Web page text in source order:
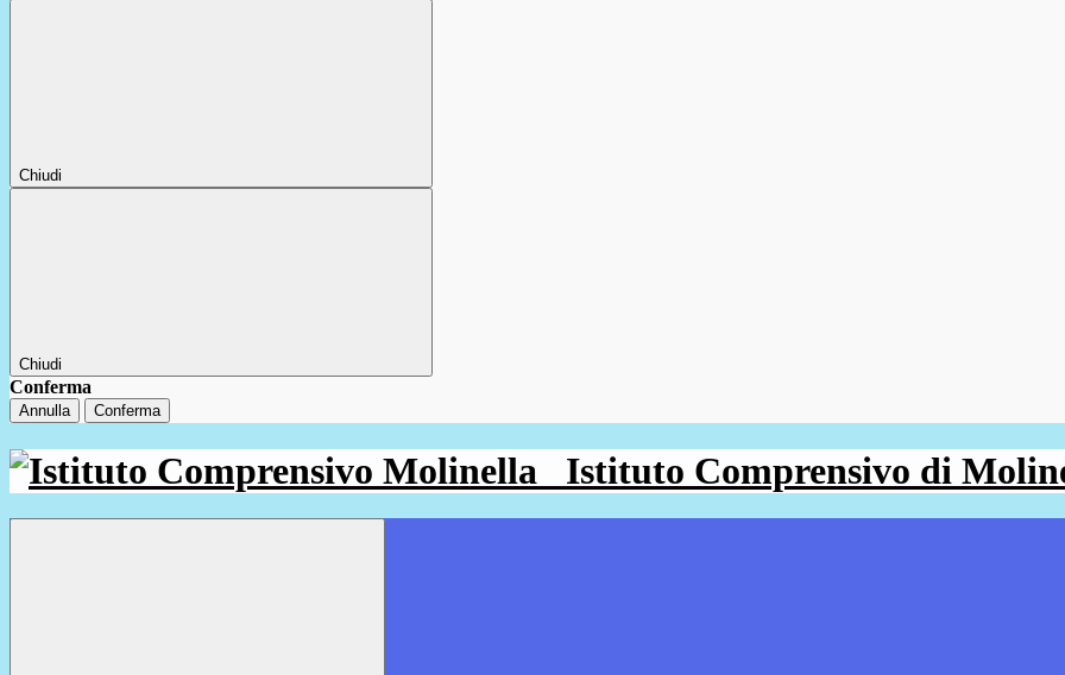
Chiudi
Chiudi
Conferma
Annulla Conferma
Istituto Comprensivo di